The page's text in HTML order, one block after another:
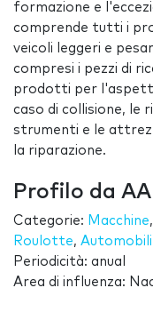
formazione e
comprende tutti i
veicoli leggeri e
compresi i pezzi di
prodotti per
caso di collisione, le
strumenti e le
la riparazione.
Profilo da
Categorie: Macchine,
Roulotte, Automobili
Periodicità: anual
Area di influenza: